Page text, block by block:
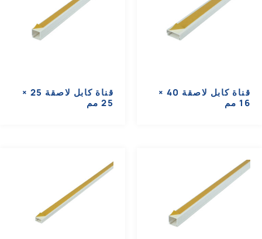
قناة كابل لاصقة 40 ×
16 مم
قناة كابل لاصقة 25 ×
25 مم